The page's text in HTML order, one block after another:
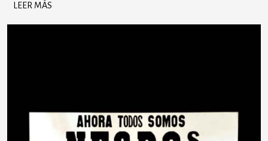
LEER MÁS